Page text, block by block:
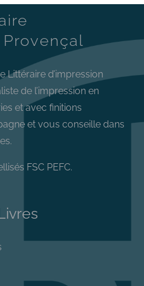
Provençal
Littéraire d’impression
de l’impression en
et avec finitions
et vous conseille dans
FSC PEFC.